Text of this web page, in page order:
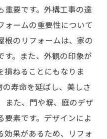
重要です。外構工事の達
ォームの重要性について
根のリフォームは、家の
す。また、外観の印象が
損ねることにもなりま
寿命を延ばし、美しさ
また、門や塀、庭のデザ
素です。デザインによ
効果があるため、リフォ